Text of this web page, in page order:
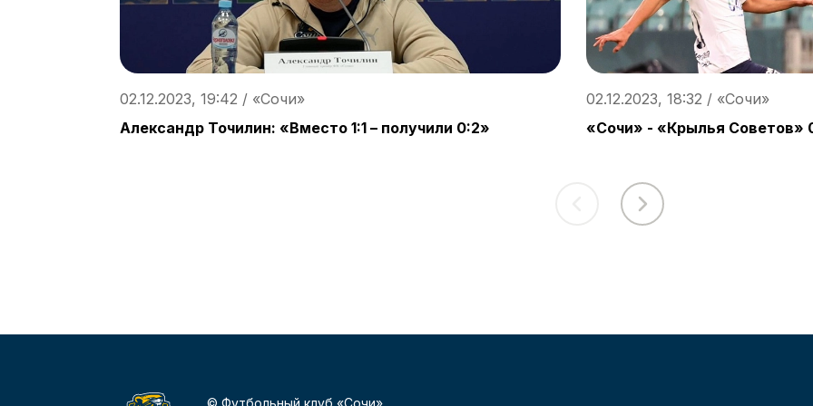
02.12.2023, 19:42 / «Сочи»
Александр Точилин: «Вместо 1:1 – получили 0:2»
02.12.2023, 18:32 / «Сочи»
«Сочи» - «Крылья Советов»